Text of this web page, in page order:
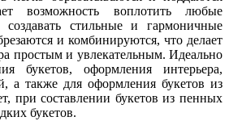
возможность воплотить любые
стильные и гармоничные
и комбинируются, что делает
простым и увлекательным. Идеально
букетов, оформления интерьера,
а также для оформления букетов из
при составлении букетов из пенных
букетов.